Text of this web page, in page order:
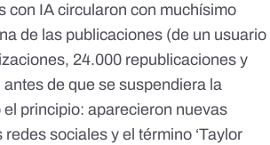
con IA circularon con muchísimo
de las publicaciones (de un usuario
24.000 republicaciones y
de que se suspendiera la
el principio: aparecieron nuevas
sociales y el término ‘Taylor